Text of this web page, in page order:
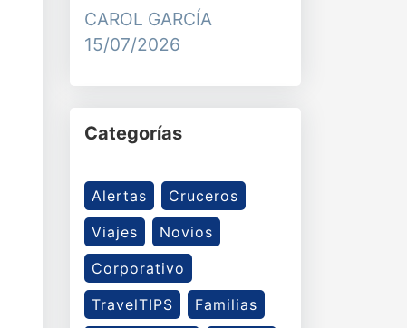
CAROL GARCÍA
15/07/2026
Categorías
Alertas
Cruceros
Viajes
Novios
Corporativo
TravelTIPS
Familias